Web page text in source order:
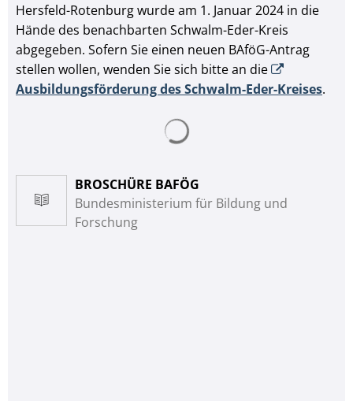
Hersfeld-Rotenburg wurde am 1. Januar 2024 in die
Hände des benachbarten Schwalm-Eder-Kreis
abgegeben. Sofern Sie einen neuen BAföG-Antrag
stellen wollen, wenden Sie sich bitte an die
Ausbildungsförderung des Schwalm-Eder-Kreises.
BROSCHÜRE BAFÖG
Bundesministerium für Bildung und
Forschung